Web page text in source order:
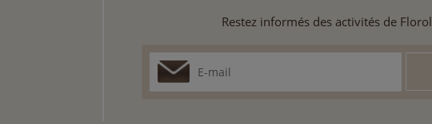
Restez informés des activités de Florol